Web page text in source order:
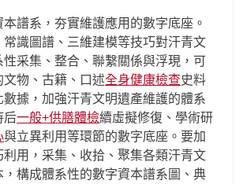
譜系，夯實維護應用的數字底座。
識圖譜、三維建模等技巧對汗青文
性采集、整合、聯繫關係與浮現，可
物、古籍、口述全身健康檢查史料
據，加強汗青文明遺產維護的體系
后一般+供膳體檢續虛擬修復、學術研
與立異利用等環節的數字底座。要加
利用，采集、收拾、聚集各類汗青文
，構成體系性的數字資本譜系圖、典